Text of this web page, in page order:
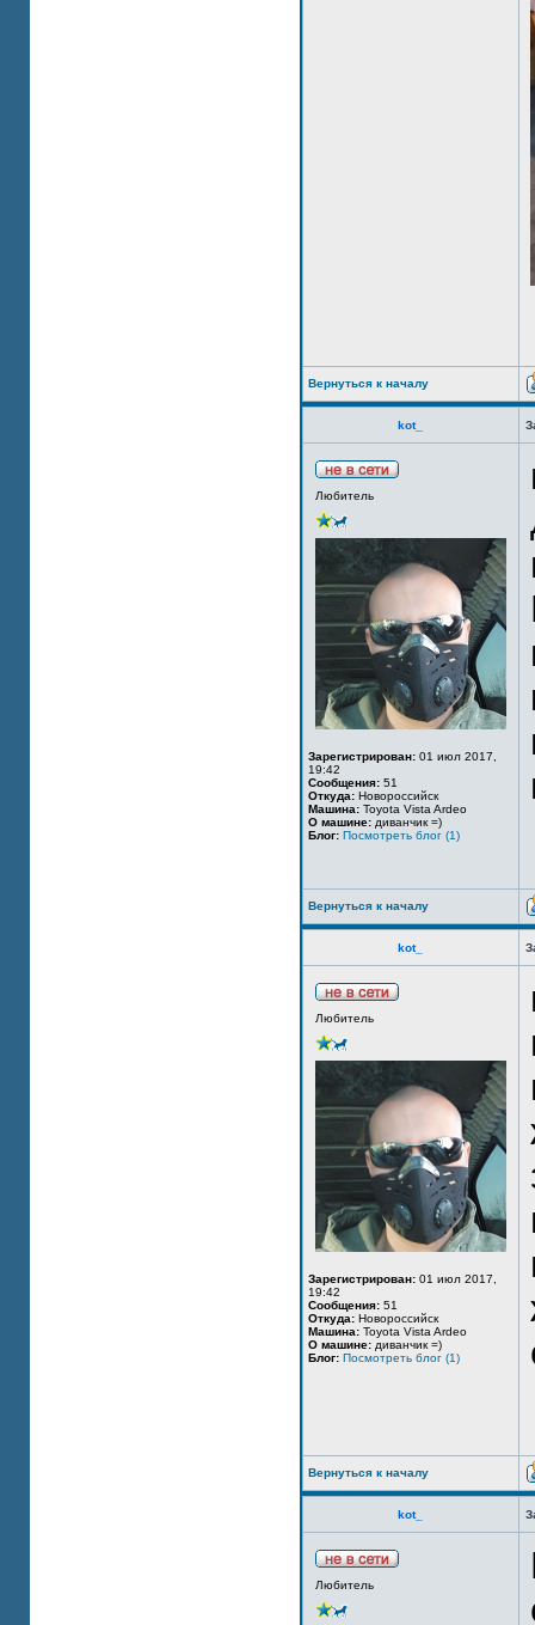
Вернуться к началу
kot_
Любитель
Зарегистрирован: 01 июл 2017,
19:42
Сообщения: 51
Откуда: Новороссийск
Машина: Toyota Vista Ardeo
О машине: диванчик =)
Блог: Посмотреть блог (1)
Вернуться к началу
kot_
Любитель
Зарегистрирован: 01 июл 2017,
19:42
Сообщения: 51
Откуда: Новороссийск
Машина: Toyota Vista Ardeo
О машине: диванчик =)
Блог: Посмотреть блог (1)
Вернуться к началу
kot_
Любитель